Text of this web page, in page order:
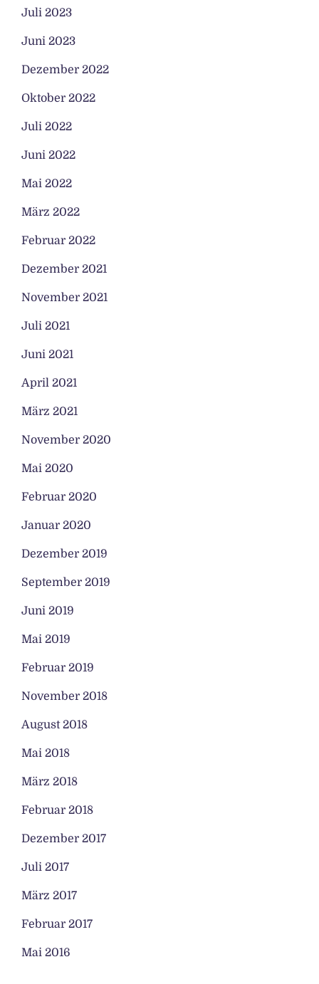
Juli 2023
Juni 2023
Dezember 2022
Oktober 2022
Juli 2022
Juni 2022
Mai 2022
März 2022
Februar 2022
Dezember 2021
November 2021
Juli 2021
Juni 2021
April 2021
März 2021
November 2020
Mai 2020
Februar 2020
Januar 2020
Dezember 2019
September 2019
Juni 2019
Mai 2019
Februar 2019
November 2018
August 2018
Mai 2018
März 2018
Februar 2018
Dezember 2017
Juli 2017
März 2017
Februar 2017
Mai 2016